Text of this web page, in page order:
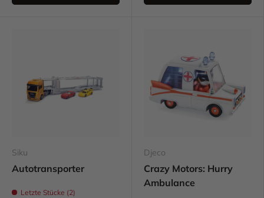
Siku
Autotransporter
Letzte Stücke (2)
Djeco
Crazy Motors: Hurry
Ambulance